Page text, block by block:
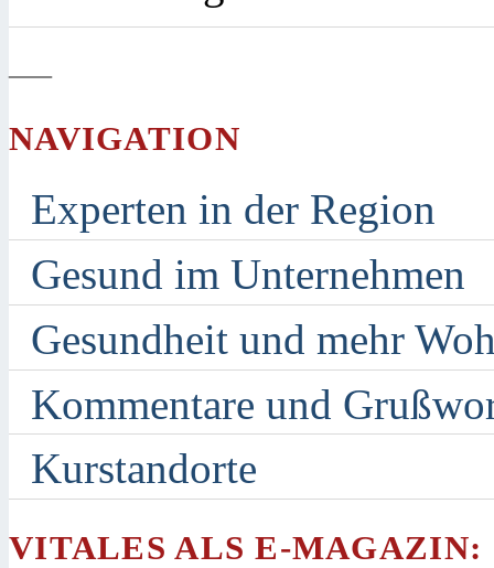
—
NAVIGATION
Experten in der Region
Gesund im Unternehmen
Gesundheit und mehr
Kommentare und
Kurstandorte
VITALES ALS E-MAGAZIN: